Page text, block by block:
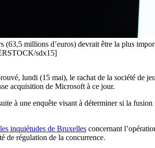
millions d’euros) devrait être la plus
sdx15]
lundi (15 mai), le rachat de la société de
acquisition de Microsoft à ce jour.
à une enquête visant à déterminer si la
les inquiétudes de Bruxelles concernant
de régulation de la concurrence.